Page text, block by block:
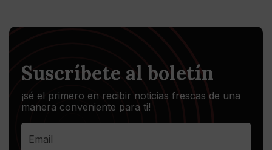
Suscríbete al boletín
¡sé el primero en recibir noticias frescas de una
manera conveniente para ti!